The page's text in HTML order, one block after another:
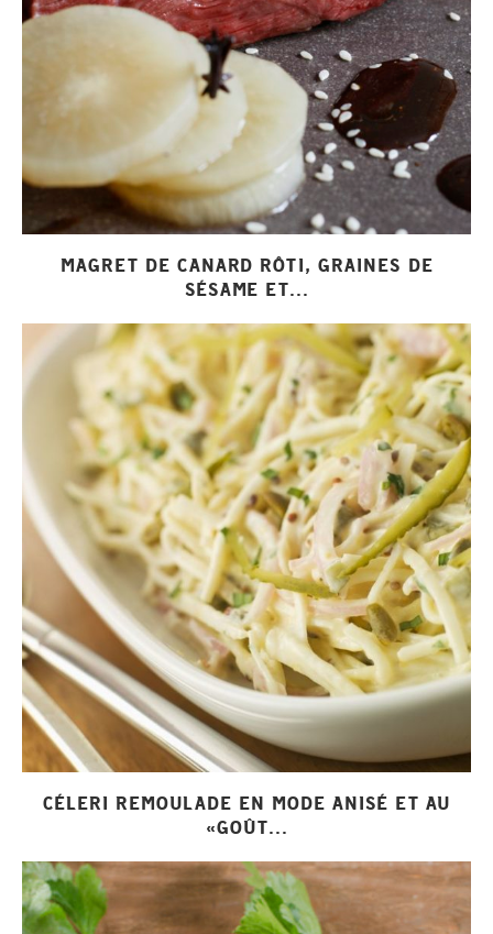
MAGRET DE CANARD RÔTI, GRAINES DE
SÉSAME ET...
CÉLERI REMOULADE EN MODE ANISÉ ET AU
«GOÛT...